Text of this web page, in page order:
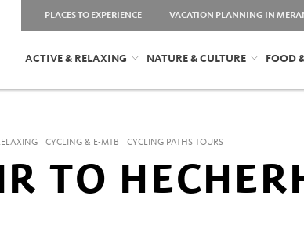
PLACES TO EXPERIENCE VACATION PLANNING IN
ACTIVE & RELAXING NATURE & CULTURE FOOD
CYCLING & E-MTB CYCLING PATHS TOURS
TO